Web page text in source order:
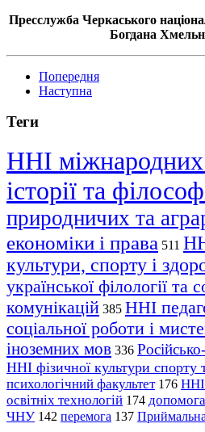
Пресслужба Черкаського
Богдана
Попередня
Наступна
Теги
ННІ міжнародних
історії та
природничих та
економіки і права 511
культури, спорту і
української філології та
комунікацій 385 ННІ
соціальної роботи і
іноземних мов 336
ННІ фізичної культури спорту
психологічний факультет 176 ННІ
освітніх технологій 174
ЧНУ 142 перемога 137